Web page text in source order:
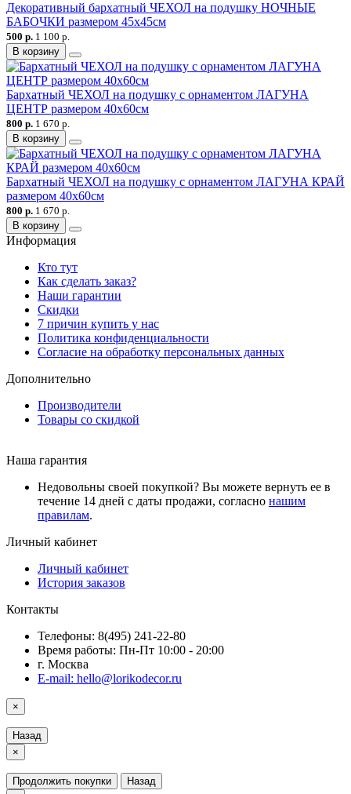
Декоративный бархатный ЧЕХОЛ на подушку НОЧНЫЕ
БАБОЧКИ размером 45х45см
500 р. 1 100 р.
В корзину
Бархатный ЧЕХОЛ на подушку с орнаментом ЛАГУНА
ЦЕНТР размером 40х60см
800 р. 1 670 р.
В корзину
Бархатный ЧЕХОЛ на подушку с орнаментом ЛАГУНА КРАЙ
размером 40х60см
800 р. 1 670 р.
В корзину
Информация
Кто тут
Как сделать заказ?
Наши гарантии
Скидки
7 причин купить у нас
Политика конфиденциальности
Согласие на обработку персональных данных
Дополнительно
Производители
Товары со скидкой
Наша гарантия
Недовольны своей покупкой? Вы можете вернуть ее в
течение 14 дней с даты продажи, согласно нашим
правилам.
Личный кабинет
Личный кабинет
История заказов
Контакты
Телефоны: 8(495) 241-22-80
Время работы: Пн-Пт 10:00 - 20:00
г. Москва
E-mail: hello@lorikodecor.ru
×
Назад
×
Продолжить покупки
Назад